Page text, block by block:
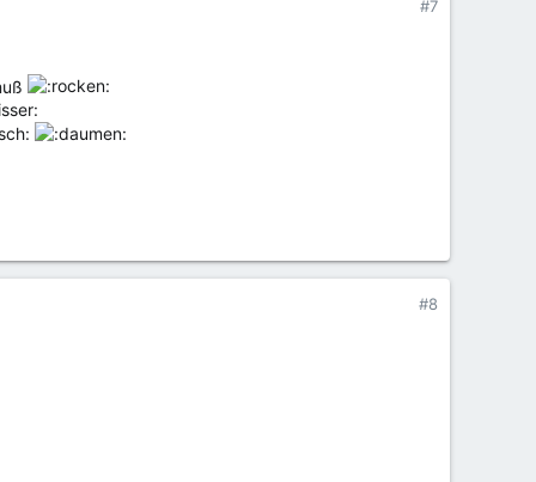
#7
#8